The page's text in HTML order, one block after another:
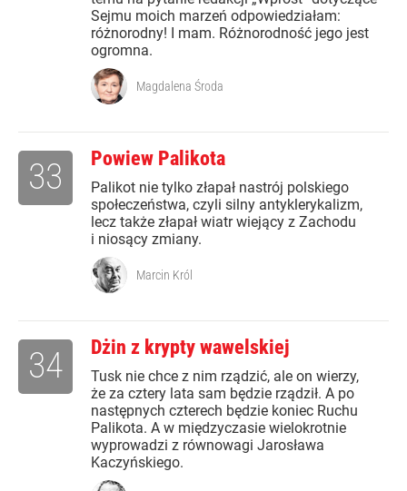
Sejmu moich marzeń odpowiedziałam:
różnorodny! I mam. Różnorodność jego jest
ogromna.
Magdalena Środa
Powiew Palikota
Palikot nie tylko złapał nastrój polskiego
społeczeństwa, czyli silny antyklerykalizm,
lecz także złapał wiatr wiejący z Zachodu
i niosący zmiany.
33
Marcin Król
Dżin z krypty wawelskiej
Tusk nie chce z nim rządzić, ale on wierzy,
że za cztery lata sam będzie rządził. A po
następnych czterech będzie koniec Ruchu
Palikota. A w międzyczasie wielokrotnie
wyprowadzi z równowagi Jarosława
Kaczyńskiego.
34